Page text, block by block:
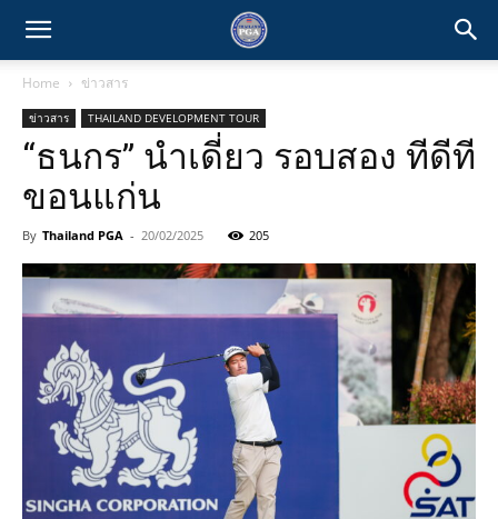
Home ข่าวสาร
ข่าวสาร THAILAND DEVELOPMENT TOUR
“ธนกร” นำเดี่ยว รอบสอง ทีดีที
ขอนแก่น
By Thailand PGA - 20/02/2025 205